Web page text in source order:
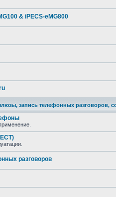
& iPECS-eMG800
запись телефонных разговоров,
разговоров